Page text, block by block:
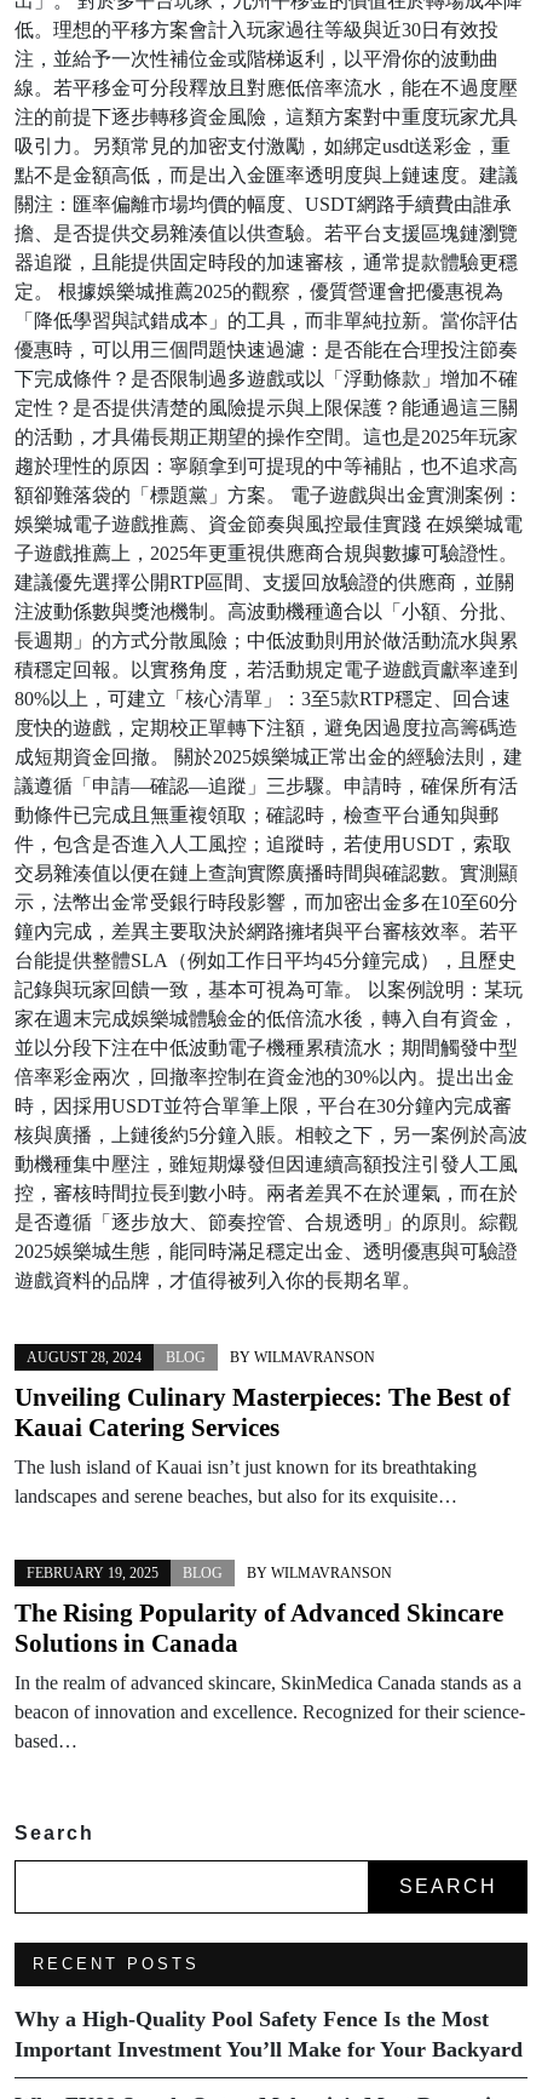
低。理想的平移方案會計入玩家過往等級與近30日有效投
注，並給予一次性補位金或階梯返利，以平滑你的波動曲
線。若平移金可分段釋放且對應低倍率流水，能在不過度壓
注的前提下逐步轉移資金風險，這類方案對中重度玩家尤具
吸引力。另類常見的加密支付激勵，如綁定usdt送彩金，重
點不是金額高低，而是出入金匯率透明度與上鏈速度。建議
關注：匯率偏離市場均價的幅度、USDT網路手續費由誰承
擔、是否提供交易雜湊值以供查驗。若平台支援區塊鏈瀏覽
器追蹤，且能提供固定時段的加速審核，通常提款體驗更穩
定。 根據娛樂城推薦2025的觀察，優質營運會把優惠視為
「降低學習與試錯成本」的工具，而非單純拉新。當你評估
優惠時，可以用三個問題快速過濾：是否能在合理投注節奏
下完成條件？是否限制過多遊戲或以「浮動條款」增加不確
定性？是否提供清楚的風險提示與上限保護？能通過這三關
的活動，才具備長期正期望的操作空間。這也是2025年玩家
趨於理性的原因：寧願拿到可提現的中等補貼，也不追求高
額卻難落袋的「標題黨」方案。 電子遊戲與出金實測案例：
娛樂城電子遊戲推薦、資金節奏與風控最佳實踐 在娛樂城電
子遊戲推薦上，2025年更重視供應商合規與數據可驗證性。
建議優先選擇公開RTP區間、支援回放驗證的供應商，並關
注波動係數與獎池機制。高波動機種適合以「小額、分批、
長週期」的方式分散風險；中低波動則用於做活動流水與累
積穩定回報。以實務角度，若活動規定電子遊戲貢獻率達到
80%以上，可建立「核心清單」：3至5款RTP穩定、回合速
度快的遊戲，定期校正單轉下注額，避免因過度拉高籌碼造
成短期資金回撤。 關於2025娛樂城正常出金的經驗法則，建
議遵循「申請—確認—追蹤」三步驟。申請時，確保所有活
動條件已完成且無重複領取；確認時，檢查平台通知與郵
件，包含是否進入人工風控；追蹤時，若使用USDT，索取
交易雜湊值以便在鏈上查詢實際廣播時間與確認數。實測顯
示，法幣出金常受銀行時段影響，而加密出金多在10至60分
鐘內完成，差異主要取決於網路擁堵與平台審核效率。若平
台能提供整體SLA（例如工作日平均45分鐘完成），且歷史
記錄與玩家回饋一致，基本可視為可靠。 以案例說明：某玩
家在週末完成娛樂城體驗金的低倍流水後，轉入自有資金，
並以分段下注在中低波動電子機種累積流水；期間觸發中型
倍率彩金兩次，回撤率控制在資金池的30%以內。提出出金
時，因採用USDT並符合單筆上限，平台在30分鐘內完成審
核與廣播，上鏈後約5分鐘入賬。相較之下，另一案例於高波
動機種集中壓注，雖短期爆發但因連續高額投注引發人工風
控，審核時間拉長到數小時。兩者差異不在於運氣，而在於
是否遵循「逐步放大、節奏控管、合規透明」的原則。綜觀
2025娛樂城生態，能同時滿足穩定出金、透明優惠與可驗證
遊戲資料的品牌，才值得被列入你的長期名單。
AUGUST 28, 2024 BLOG BY WILMAVRANSON
Unveiling Culinary Masterpieces: The Best of
Kauai Catering Services
The lush island of Kauai isn’t just known for its breathtaking
landscapes and serene beaches, but also for its exquisite…
FEBRUARY 19, 2025 BLOG BY WILMAVRANSON
The Rising Popularity of Advanced Skincare
Solutions in Canada
In the realm of advanced skincare, SkinMedica Canada stands as a
beacon of innovation and excellence. Recognized for their science-
based…
Search
SEARCH
RECENT POSTS
Why a High-Quality Pool Safety Fence Is the Most
Important Investment You’ll Make for Your Backyard